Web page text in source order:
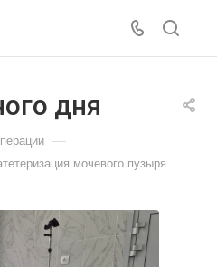
дня
—
мочевого пузыря